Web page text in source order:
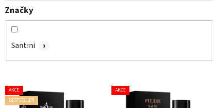
Značky
Santini 3
V
ý
AKCE
BESTSELLER
AKCE